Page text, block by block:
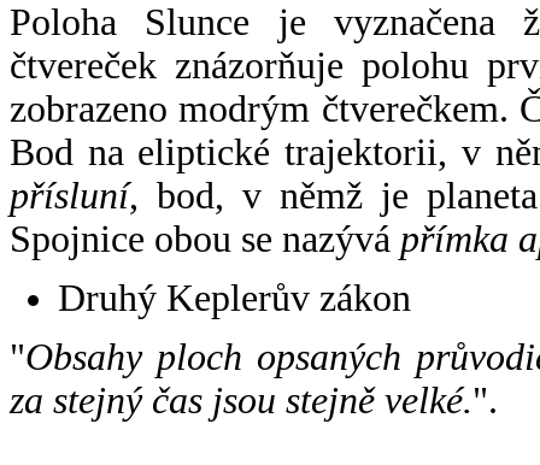
Poloha Slunce je vyznačena
čtvereček znázorňuje polohu
zobrazeno modrým čtverečkem.
Bod na eliptické trajektorii, v
přísluní, bod, v němž je
Spojnice obou se nazývá přímka
Druhý Keplerův zákon
"Obsahy ploch opsaných
za stejný čas jsou stejně velké.".